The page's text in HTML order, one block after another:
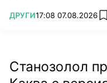
ПОВЕЧЕ ОТ
ДРУГИ17:08 07.08.2026
Станозолол